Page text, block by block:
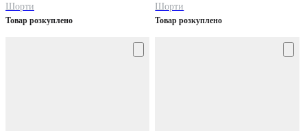
Шорти
Товар розкуплено
Шорти
Товар розкуплено